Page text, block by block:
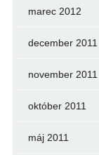
marec 2012
december 2011
november 2011
október 2011
máj 2011